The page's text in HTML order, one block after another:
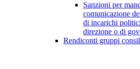
Sanzioni per
comunicazione
di incarichi
direzione o di
Rendiconti gruppi